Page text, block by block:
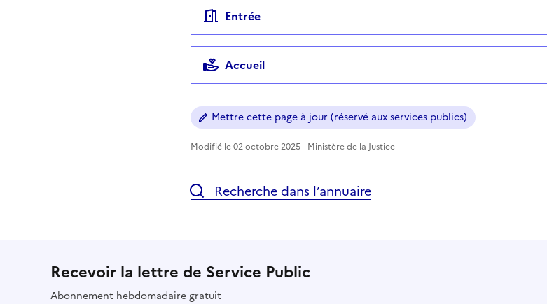
Entrée
Accueil
Mettre cette page à jour (réservé aux services publics)
Modifié le 02 octobre 2025 - Ministère de la Justice
Recherche dans l’annuaire
Recevoir la lettre de Service Public
Abonnement hebdomadaire gratuit